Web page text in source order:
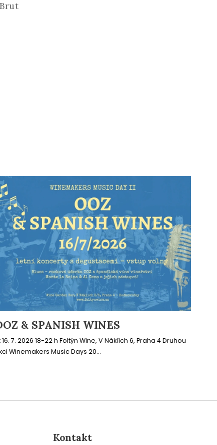
& SPANISH WINES
16. 7. 2026 18-22 h Foltýn Wine, V Náklích 6, Praha 4 Druhou
Winemakers Music Days 20...
Kontakt